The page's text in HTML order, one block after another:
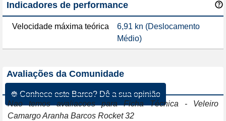
Indicadores de performance
Velocidade máxima teórica
6,91 kn (Deslocamento
Médio)
Avaliações da Comunidade
☸ Conhece este Barco? Dê a sua opinião
Nao temos avaliacoes para Ficha Técnica - Veleiro
Camargo Aranha Barcos Rocket 32